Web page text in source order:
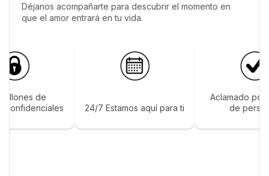
Déjanos acompañarte para descubrir el momento en
que el amor entrará en tu vida.
de
confidenciales
24/7 Estamos aquí para ti
Aclamado por
de